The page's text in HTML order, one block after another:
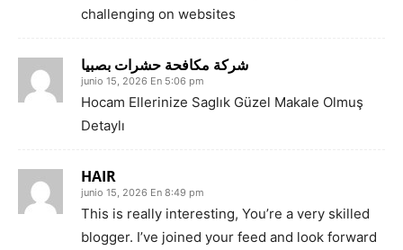
challenging on websites
شركة مكافحة حشرات بصبيا
junio 15, 2026 En 5:06 pm
Hocam Ellerinize Saglık Güzel Makale Olmuş
Detaylı
HAIR
junio 15, 2026 En 8:49 pm
This is really interesting, You’re a very skilled
blogger. I’ve joined your feed and look forward